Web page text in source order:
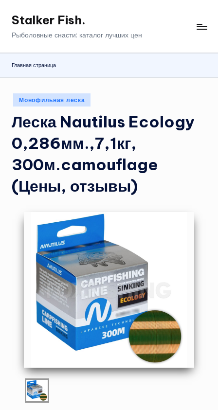
Перейти
Stalker Fish.
Рыболовные снасти: каталог лучших цен
Главная страница
Опубликовано
в
Монофильная леска
Леска Nautilus Ecology
0,286мм.,7,1кг,
300м.camouflage
(Цены, отзывы)